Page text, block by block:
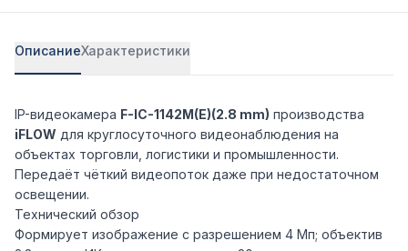
ОписаниеХарактеристики
IP-видеокамера F-IC-1142M(E)(2.8 mm) производства
iFLOW для круглосуточного видеонаблюдения на
объектах торговли, логистики и промышленности.
Передаёт чёткий видеопоток даже при недостаточном
освещении.
Технический обзор
Формирует изображение с разрешением 4 Мп; объектив